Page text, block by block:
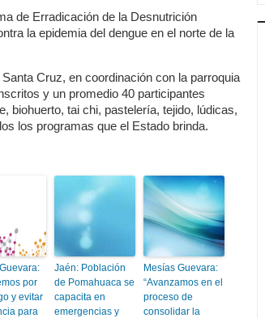
de Erradicación de la Desnutrición
la epidemia del dengue en el norte de la
Cruz, en coordinación con la parroquia
y un promedio 40 participantes
biohuerto, tai chi, pastelería, tejido, lúdicas,
los programas que el Estado brinda.
por
y evitar
para
Jaén: Población
de Pomahuaca se
capacita en
emergencias y
Mesías Guevara:
“Avanzamos en el
proceso de
consolidar la